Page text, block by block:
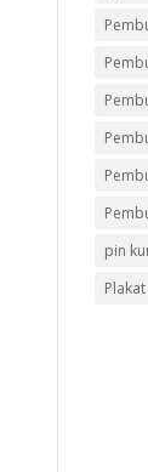
pin
Plakat